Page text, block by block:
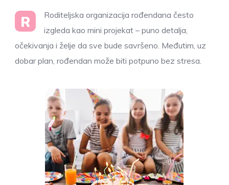
R
Roditeljska organizacija rođendana često
izgleda kao mini projekat – puno detalja,
očekivanja i želje da sve bude savršeno. Međutim, uz
dobar plan, rođendan može biti potpuno bez stresa.